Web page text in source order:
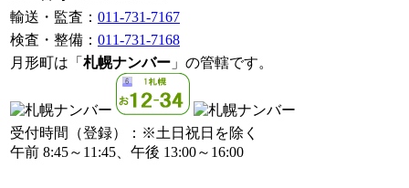
輸送・監査： 011-731-7167
検査・整備： 011-731-7168
月形町は「 札幌ナンバー 」の管轄です。
受付時間（登録）：※土日祝日を除く
午前 8:45～11:45、午後 13:00～16:00